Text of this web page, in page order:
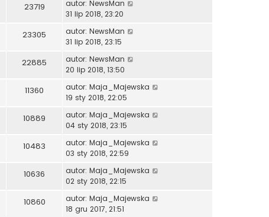
23719 autor: NewsMan
31 lip 2018, 23:20
23305 autor: NewsMan
31 lip 2018, 23:15
22885 autor: NewsMan
20 lip 2018, 13:50
11360 autor: Maja_Majewska
19 sty 2018, 22:05
10889 autor: Maja_Majewska
04 sty 2018, 23:15
10483 autor: Maja_Majewska
03 sty 2018, 22:59
10636 autor: Maja_Majewska
02 sty 2018, 22:15
10860 autor: Maja_Majewska
18 gru 2017, 21:51